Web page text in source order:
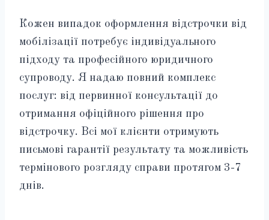
Кожен випадок оформлення відстрочки від
мобілізації потребує індивідуального
підходу та професійного юридичного
супроводу. Я надаю повний комплекс
послуг: від первинної консультації до
отримання офіційного рішення про
відстрочку. Всі мої клієнти отримують
письмові гарантії результату та можливість
термінового розгляду справи протягом 3-7
днів.